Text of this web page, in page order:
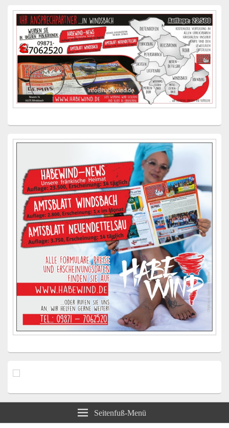
Seitenfuß-Menü